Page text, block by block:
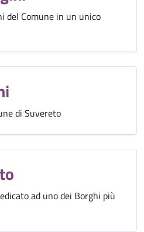
del Comune in un unico
di Suvereto
ad uno dei Borghi più